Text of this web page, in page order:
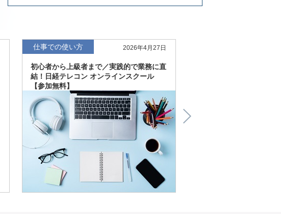
仕事での使い方 2026年4月27日
初心者から上級者まで／実践的で業務に直
結！日経テレコン オンラインスクール
【参加無料】